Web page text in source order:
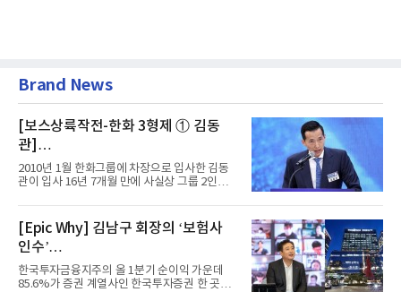
Brand News
[보스상륙작전-한화 3형제 ① 김동
관]
입사 16년 만에 수석부회장 … 경영승
계 ‘초읽기’
2010년 1월 한화그룹에 차장으로 입사한 김동
관이 입사 16년 7개월 만에 사실상 그룹 2인자
[Epic Why] 김남구 회장의 ‘보험사
인수’
발걸음이 신중해진 배경은?
한국투자금융지주의 올 1분기 순이익 가운데
85.6%가 증권 계열사인 한국투자증권 한 곳에